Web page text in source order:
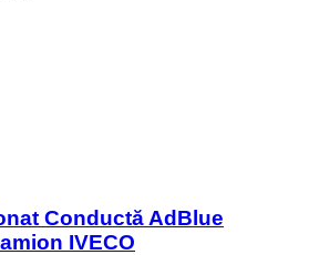
Conductă AdBlue
IVECO